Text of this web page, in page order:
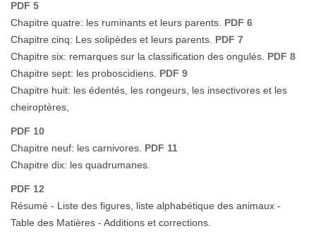
PDF 5
Chapitre quatre: les ruminants et leurs parents. PDF 6
Chapitre cinq: Les solipèdes et leurs parents. PDF 7
Chapitre six: remarques sur la classification des ongulés. PDF 8
Chapitre sept: les proboscidiens. PDF 9
Chapitre huit: les édentés, les rongeurs, les insectivores et les
cheiroptères,
PDF 10
Chapitre neuf: les carnivores. PDF 11
Chapitre dix: les quadrumanes.
PDF 12
Résumé - Liste des figures, liste alphabétique des animaux -
Table des Matières - Additions et corrections.